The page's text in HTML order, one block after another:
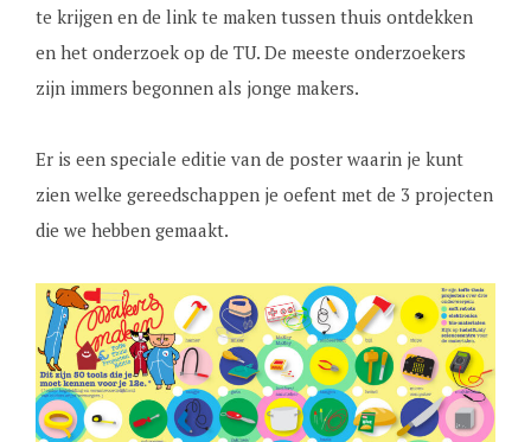
te krijgen en de link te maken tussen thuis ontdekken
en het onderzoek op de TU. De meeste onderzoekers
zijn immers begonnen als jonge makers.
Er is een speciale editie van de poster waarin je kunt
zien welke gereedschappen je oefent met de 3 projecten
die we hebben gemaakt.